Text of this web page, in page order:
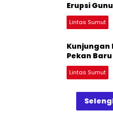
Erupsi
Lintas Sumut
Kunjungan
Pekan Baru
Lintas Sumut